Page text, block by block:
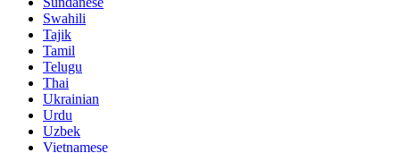
Swahili
Tajik
Tamil
Telugu
Thai
Ukrainian
Urdu
Uzbek
Vietnamese